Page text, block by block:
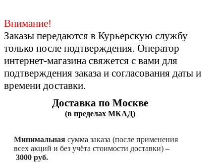
Внимание!
Заказы передаются в Курьерскую службу
только после подтверждения. Оператор
интернет-магазина свяжется с вами для
подтверждения заказа и согласования даты и
времени доставки.
Доставка по Москве
(в пределах МКАД)
Минимальная сумма заказа (после применения
всех акций и без учёта стоимости доставки) –
3000 руб.